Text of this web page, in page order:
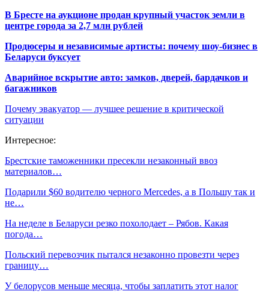
В Бресте на аукционе продан крупный участок земли в
центре города за 2,7 млн рублей
Продюсеры и независимые артисты: почему шоу-бизнес в
Беларуси буксует
Аварийное вскрытие авто: замков, дверей, бардачков и
багажников
Почему эвакуатор — лучшее решение в критической
ситуации
Интересное:
Брестские таможенники пресекли незаконный ввоз
материалов…
Подарили $60 водителю черного Mercedes, а в Польшу так и
не…
На неделе в Беларуси резко похолодает – Рябов. Какая
погода…
Польский перевозчик пытался незаконно провезти через
границу…
У белорусов меньше месяца, чтобы заплатить этот налог